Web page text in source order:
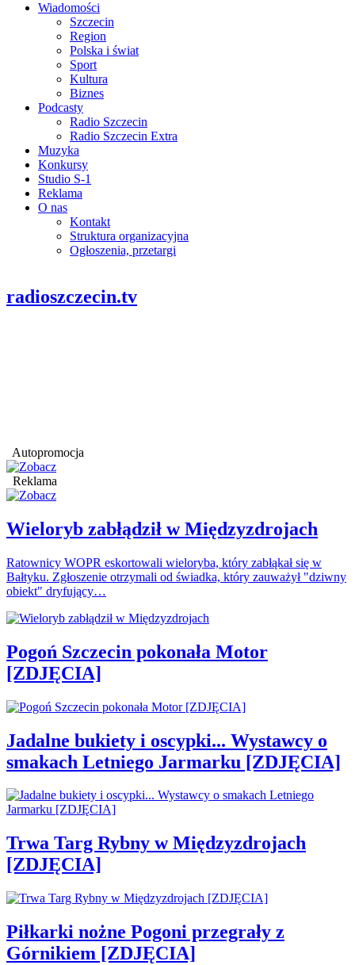
Wiadomości
Szczecin
Region
Polska i świat
Sport
Kultura
Biznes
Podcasty
Radio Szczecin
Radio Szczecin Extra
Muzyka
Konkursy
Studio S-1
Reklama
O nas
Kontakt
Struktura organizacyjna
Ogłoszenia, przetargi
radioszczecin.tv
Autopromocja
Reklama
Wieloryb zabłądził w Międzyzdrojach
Ratownicy WOPR eskortowali wieloryba, który zabłąkał się w
Bałtyku. Zgłoszenie otrzymali od świadka, który zauważył "dziwny
obiekt" dryfujący…
Pogoń Szczecin pokonała Motor
[ZDJĘCIA]
Jadalne bukiety i oscypki... Wystawcy o
smakach Letniego Jarmarku [ZDJĘCIA]
Trwa Targ Rybny w Międzyzdrojach
[ZDJĘCIA]
Piłkarki nożne Pogoni przegrały z
Górnikiem [ZDJĘCIA]